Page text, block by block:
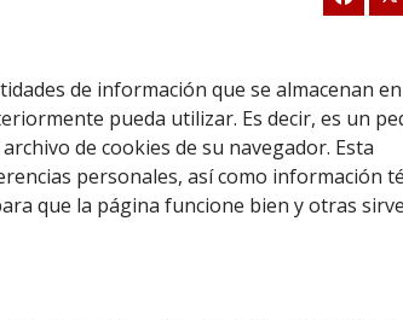
de información que se almacenan
pueda utilizar. Es decir, es un
de cookies de su navegador. Esta
personales, así como información
que la página funcione bien y otras